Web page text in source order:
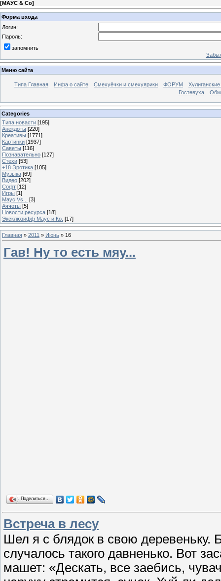
[МАУС & Со]
Форма входа
Логин:
Пароль:
запомнить
Меню сайта
Типа Главная Инфа о сайте Смехуёчки и смехуярики ФОРУМ
Гостевуха
Categories
Типа новасти [195]
Анекдоты [220]
Креативы [1771]
Картинки [1937]
Саветы [116]
Познавательно [127]
Стехи [53]
+18 Эротика [105]
Музыка [69]
Видео [202]
Софт [12]
Игры [1]
Маус Vs...
[3]
Аччоты [5]
Новости ресурса [18]
Эксклюзифф Маус и Ко. [17]
Главная » 2011 » Июнь » 16
Гав! Ну то есть мяу...
Поделиться…
Встреча в лесу
Шел я с блядок в свою деревеньку.
случалось такого давненько. Вот
машет: «Дескать, все заебись,